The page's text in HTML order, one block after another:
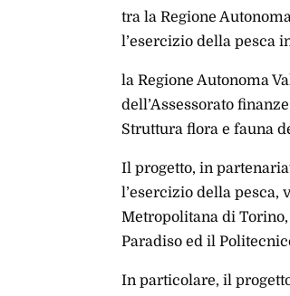
tra la Regione
l’esercizio della pesca
la Regione Autonoma
dell’Assessorato
Struttura flora e fauna
Il progetto, in
l’esercizio della
Metropolitana di
Paradiso ed il
In particolare, il